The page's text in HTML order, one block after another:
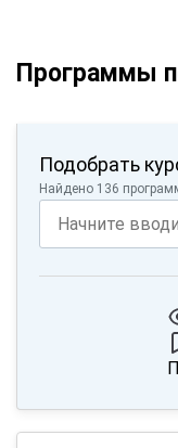
Программы
Подобрать
Найдено 136